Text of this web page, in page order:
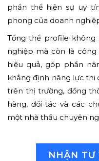
phần thể hiện sự uy
phong của doanh
Tổng thể profile không
nghiệp mà còn là
hiệu quả, góp phần
khẳng định năng lực thi
trên thị trường, đồng
hàng, đối tác và các
một nhà thầu chuyên
NHẬN TƯ